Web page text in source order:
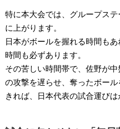
特に本大会では、グループス
に上がります。
日本がボールを握れる時間も
時間も必ずあります。
その苦しい時間帯で、佐野が
の攻撃を遅らせ、奪ったボー
きれば、日本代表の試合運びは